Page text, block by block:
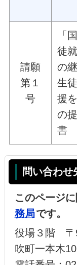
請願
第１
号
「
徒
の
生
援
の
書
問い合わせ
このページ
務局です。
役場３階 〒
吹町一本木